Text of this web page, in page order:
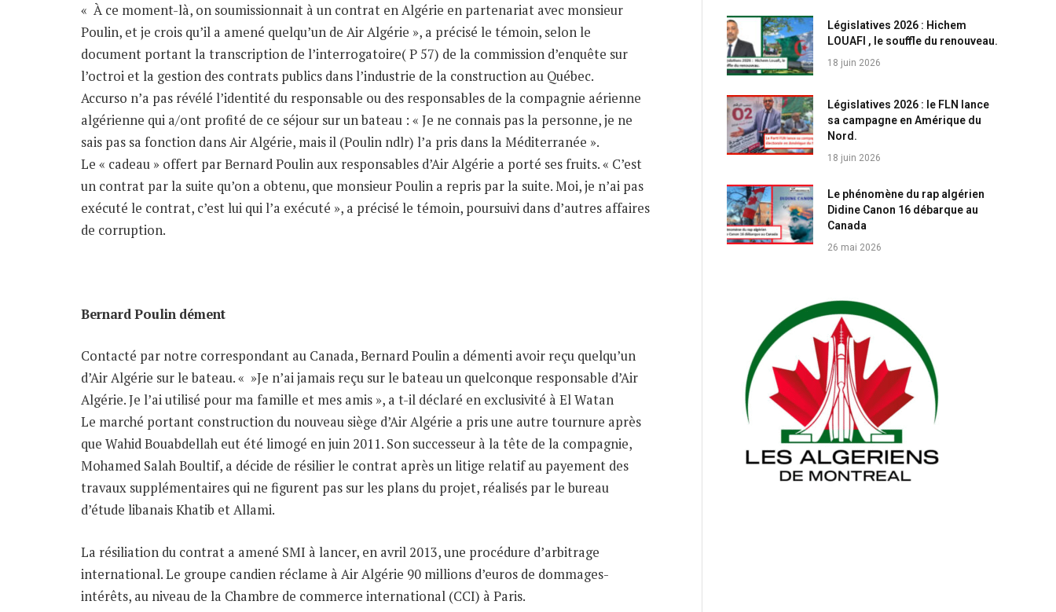
« À ce moment-là, on soumissionnait à un contrat en Algérie en partenariat avec monsieur
Poulin, et je crois qu’il a amené quelqu’un de Air Algérie », a précisé le témoin, selon le
document portant la transcription de l’interrogatoire( P 57) de la commission d’enquête sur
l’octroi et la gestion des contrats publics dans l’industrie de la construction au Québec.
Accurso n’a pas révélé l’identité du responsable ou des responsables de la compagnie aérienne
algérienne qui a/ont profité de ce séjour sur un bateau : « Je ne connais pas la personne, je ne
sais pas sa fonction dans Air Algérie, mais il (Poulin ndlr) l’a pris dans la Méditerranée ».
Le « cadeau » offert par Bernard Poulin aux responsables d’Air Algérie a porté ses fruits. « C’est
un contrat par la suite qu’on a obtenu, que monsieur Poulin a repris par la suite. Moi, je n’ai pas
exécuté le contrat, c’est lui qui l’a exécuté », a précisé le témoin, poursuivi dans d’autres affaires
de corruption.
Bernard Poulin dément
Contacté par notre correspondant au Canada, Bernard Poulin a démenti avoir reçu quelqu’un
d’Air Algérie sur le bateau. « »Je n’ai jamais reçu sur le bateau un quelconque responsable d’Air
Algérie. Je l’ai utilisé pour ma famille et mes amis », a t-il déclaré en exclusivité à El Watan
Le marché portant construction du nouveau siège d’Air Algérie a pris une autre tournure après
que Wahid Bouabdellah eut été limogé en juin 2011. Son successeur à la tête de la compagnie,
Mohamed Salah Boultif, a décide de résilier le contrat après un litige relatif au payement des
travaux supplémentaires qui ne figurent pas sur les plans du projet, réalisés par le bureau
d’étude libanais Khatib et Allami.
La résiliation du contrat a amené SMI à lancer, en avril 2013, une procédure d’arbitrage
international. Le groupe candien réclame à Air Algérie 90 millions d’euros de dommages-
intérêts, au niveau de la Chambre de commerce international (CCI) à Paris.
Législatives 2026 : Hichem
LOUAFI , le souffle du renouveau.
18 juin 2026
Législatives 2026 : le FLN lance
sa campagne en Amérique du
Nord.
18 juin 2026
Le phénomène du rap algérien
Didine Canon 16 débarque au
Canada
26 mai 2026